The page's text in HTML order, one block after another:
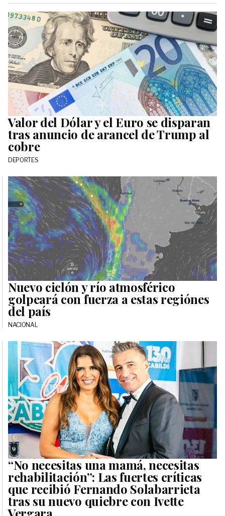
Valor del Dólar y el Euro se disparan
tras anuncio de arancel de Trump al
cobre
DEPORTES
Nuevo ciclón y río atmosférico
golpeará con fuerza a estas regiónes
del país
NACIONAL
“No necesitas una mamá, necesitas
rehabilitación”: Las fuertes críticas
que recibió Fernando Solabarrieta
tras su nuevo quiebre con Ivette